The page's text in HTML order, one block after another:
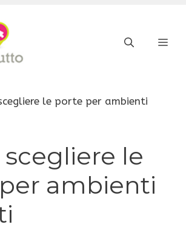
le porte per ambienti
le
ambienti